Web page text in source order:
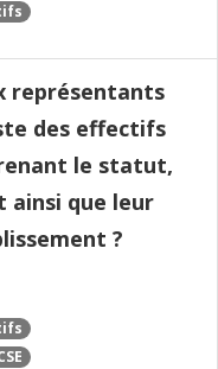
représentants
des effectifs
le statut,
ainsi que leur
?